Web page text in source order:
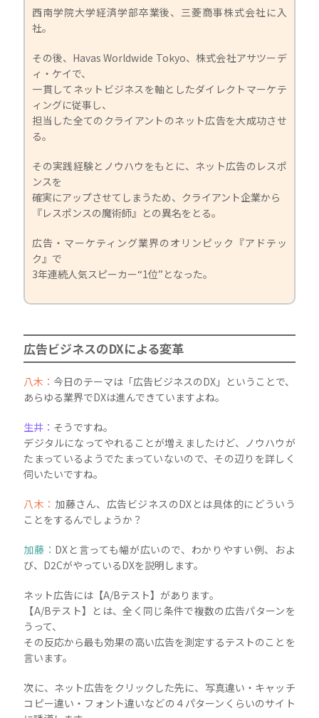
西南学院大学経済学部卒業後、三菱商事株式会社に入
社。
その後、Havas Worldwide Tokyo、株式会社アサツーデ
ィ・ケイで、
一貫してネットビジネスを軸としたダイレクトマーケテ
ィングに従事し、
担当した全てのクライアントのネット広告を大成功させ
る。
その実践経験とノウハウをもとに、ネット広告のレスポ
ンスを
確実にアップさせてしまうため、クライアント企業から
『レスポンスの魔術師』との異名をとる。
広告・マーケティング業界のオリンピック『アドテッ
ク』で
3年連続人気スピーカー“1位”となった。
広告ビジネスのDXによる変革
八木： 今日のテーマは「広告ビジネスのDX」ということで、
あらゆる業界でDXは進んできていますよね。
生井： そうですね。
デジタルになってやれることが増えましたけど、ノウハウが
たまっているようでたまっていないので、その辺りを詳しく
伺いたいですね。
八木： 加藤さん、広告ビジネスのDXとは具体的にどういう
ことをするんでしょうか？
加藤： DXと言っても幅が広いので、わかりやすい例、およ
び、D2CがやっているDXを説明します。
ネット広告には【A/Bテスト】があります。
【A/Bテスト】とは、全く同じ条件で複数の広告パターンを
うって、
その反応から最も効果の高い広告を測定するテストのことを
言います。
次に、ネット広告をクリックした先に、写真違い・キャッチ
コピー違い・フォント違いなどの４パターンくらいのサイト